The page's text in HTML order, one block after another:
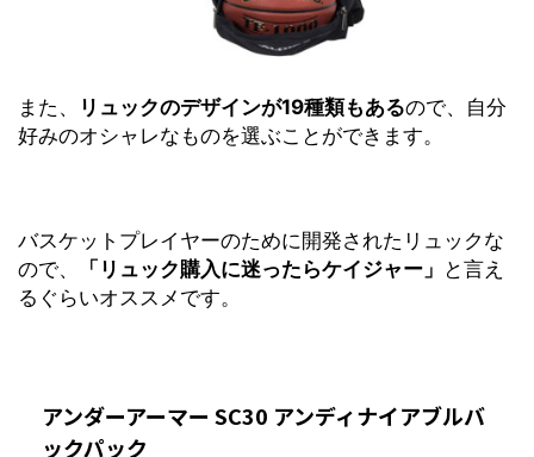
また、 リュックのデザインが19種類もあるので、自分
好みのオシャレなものを選ぶことができます。
バスケットプレイヤーのために開発されたリュックな
ので、
「リュック購入に迷ったらケイジャー」 と言え
るぐらいオススメです。
アンダーアーマー SC30 アンディナイアブルバ
ックパック